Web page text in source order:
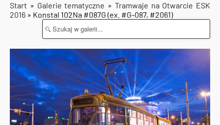
Start » Galerie tematyczne » Tramwaje na Otwarcie ESK
2016 » Konstal 102Na #087G (ex. #G-087, #2061)